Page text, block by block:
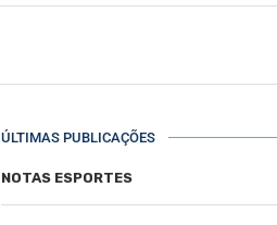
ÚLTIMAS PUBLICAÇÕES
NOTAS ESPORTES